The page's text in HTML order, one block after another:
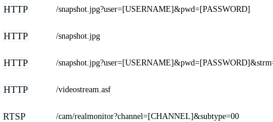
HTTP /snapshot.jpg?user=[USERNAME]&pwd=[PASSWORD]
HTTP /snapshot.jpg
HTTP /
HTTP /videostream.asf
RTSP /cam/realmonitor?channel=[CHANNEL]&subtype=00